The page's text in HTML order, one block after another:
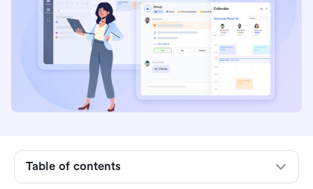
Table of contents
Conclusiones clave: El mejor software de
seguimiento de tiempo para consultores
Descripción general: Comparativa del mejor
software de seguimiento de tiempo para
¿Qué es el software de seguimiento de tiempo?
Por qué el seguimiento automático del tiempo